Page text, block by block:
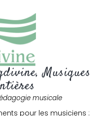
Musiques
musicale
pour les musiciens :